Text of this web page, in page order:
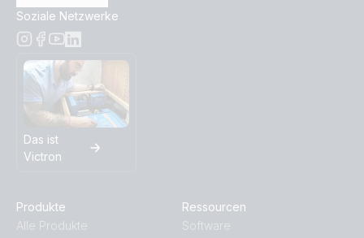
BlueSolar PWM Charge Controller LCD USB 12/24V-
5A (right)
BlueSolar PWM Charge Controller LCD USB 12/24V-
5A (top)
BlueSolar PWM Charge Controller LCD USB 48V-10A
(front-angle)
(left)
Soziale Netzwerke
Das ist
Victron
Produkte
Alle Produkte
Ressourcen
Software